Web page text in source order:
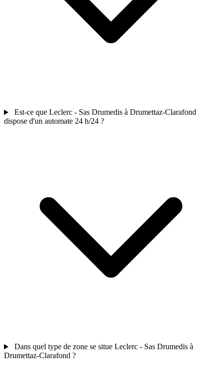
Est-ce que Leclerc - Sas Drumedis à Drumettaz-Clarafond
dispose d'un automate 24 h/24 ?
Dans quel type de zone se situe Leclerc - Sas Drumedis à
Drumettaz-Clarafond ?